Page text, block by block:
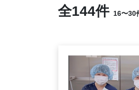
全144件 16〜30